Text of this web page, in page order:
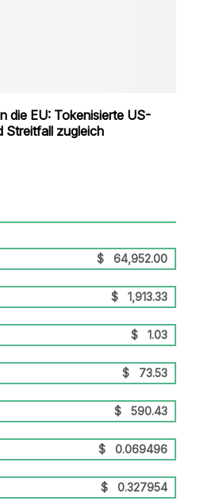
die EU: Tokenisierte US-
Streitfall zugleich
$ 64,952.00
$ 1,913.33
$ 1.03
$ 73.53
$ 590.43
$ 0.069496
$ 0.327954